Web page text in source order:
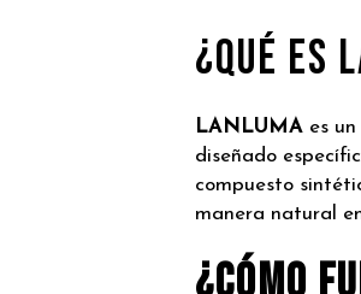
¿Qué es
LANLUMA es un
diseñado
compuesto
manera natural